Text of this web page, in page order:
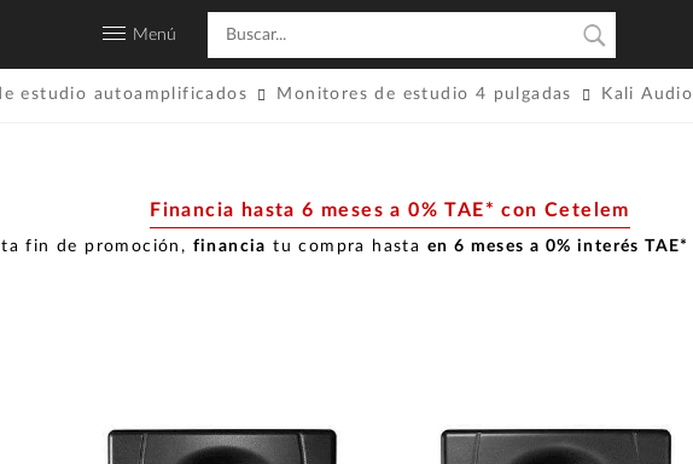
Menú
estudio autoamplificados Monitores de estudio 4 pulgadas Kali Audio
Financia hasta 6 meses a 0% TAE* con Cetelem
fin de promoción, financia tu compra hasta en 6 meses a 0% interés TAE*